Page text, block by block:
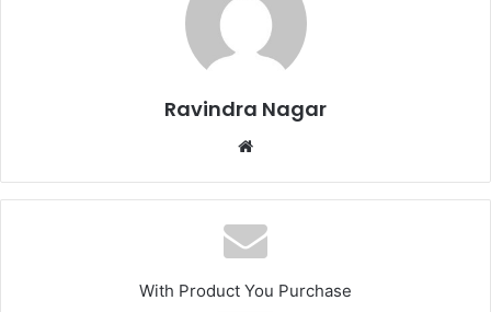
Ravindra Nagar
Website
With Product You Purchase